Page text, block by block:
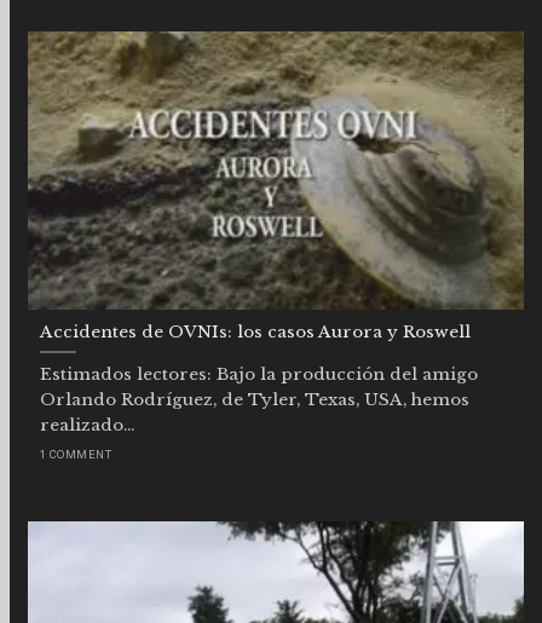
Accidentes de OVNIs: los casos Aurora y Roswell
Estimados lectores: Bajo la producción del amigo
Orlando Rodríguez, de Tyler, Texas, USA, hemos
realizado...
1 COMMENT